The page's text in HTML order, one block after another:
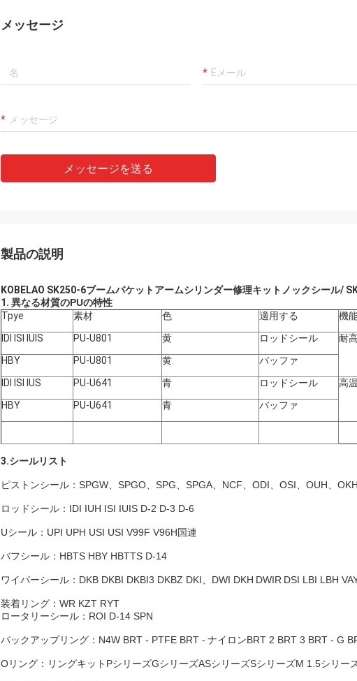
メッセージ
メッセージを送る
製品の説明
KOBELAO SK250-6ブームバケットアームシリンダー修理キットノックシール/
1. 異なる材質のPUの特性
Tpye
素材 色 適用する
機
IDI ISI IUIS
PU-U801 黄 ロッドシール
耐
HBY
PU-U801 黄
バッファ
IDI ISI IUS
PU-U641 青 ロッドシール
高
HBY
PU-U641 青 バッファ
3.シールリスト
ピストンシール：SPGW、SPGO、SPG、SPGA、NCF、ODI、OSI、OUH、
ロッドシール：IDI IUH ISI IUIS D-2 D-3 D-6
Uシール：UPI UPH USI USI V99F V96H国連
バフシール：HBTS HBY HBTTS D-14
ワイパーシール：DKB DKBI DKBI3 DKBZ DKI、DWI DKH DWIR DSI LBI LBH
装着リング：WR KZT RYT
ロータリーシール：ROI D-14 SPN
バックアップリング：N4W BRT - PTFE BRT - ナイロンBRT 2 BRT 3 BRT - G
Oリング：リングキットPシリーズGシリーズASシリーズSシリーズM 1.5シリ